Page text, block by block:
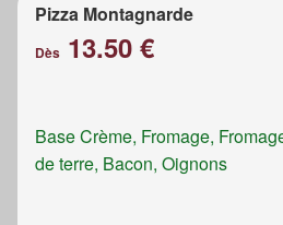
Pizza Montagnarde
Dès 13.50 €
Base Crème, Fromage,
de terre, Bacon, Oignons